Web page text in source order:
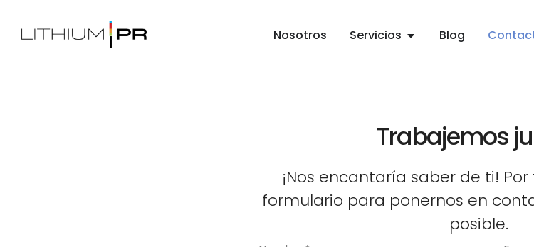
Nosotros Servicios Blog
Trabajemos
¡Nos encantaría saber de ti!
formulario para ponernos en
posible.